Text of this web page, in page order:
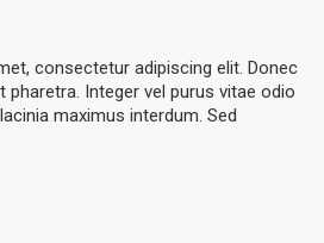
consectetur adipiscing elit. Donec
pharetra. Integer vel purus vitae odio
maximus interdum. Sed